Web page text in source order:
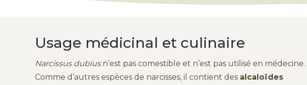
Usage médicinal et culinaire
Narcissus dubiusn’est pas comestible et n’est pas utilisé en médecine.
Comme d’autres espèces de narcisses, il contient des alcaloïdes